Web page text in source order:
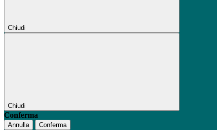
Chiudi
Chiudi
Conferma
Annulla Conferma